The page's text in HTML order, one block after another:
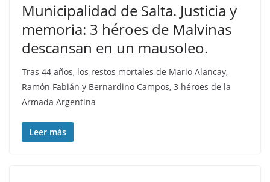
Municipalidad de Salta. Justicia y
memoria: 3 héroes de Malvinas
descansan en un mausoleo.
Tras 44 años, los restos mortales de Mario Alancay,
Ramón Fabián y Bernardino Campos, 3 héroes de la
Armada Argentina
Leer más